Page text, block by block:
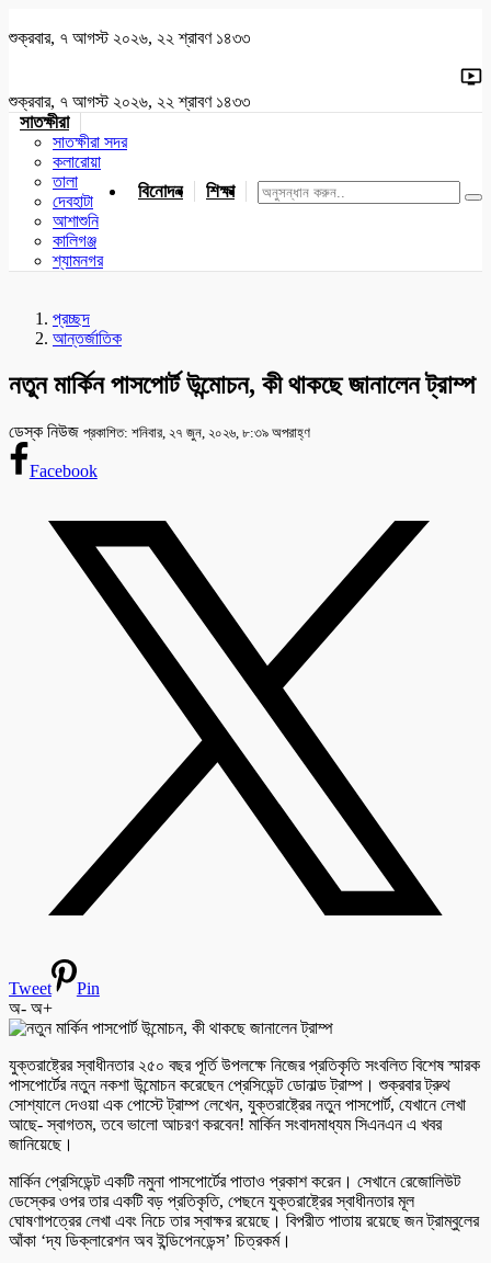
শুক্রবার, ৭ আগস্ট ২০২৬, ২২ শ্রাবণ ১৪৩৩
শুক্রবার, ৭ আগস্ট ২০২৬, ২২ শ্রাবণ ১৪৩৩
সাতক্ষীরা
সাতক্ষীরা সদর
কলারোয়া
তালা
দেবহাটা
আশাশুনি
কালিগঞ্জ
শ্যামনগর
বিনোদন শিক্ষা খেলাধুলা জাতীয় যশোর
প্রচ্ছদ
আন্তর্জাতিক
নতুন মার্কিন পাসপোর্ট উন্মোচন, কী থাকছে জানালেন ট্রাম্প
ডেস্ক নিউজ প্রকাশিত: শনিবার, ২৭ জুন, ২০২৬, ৮:৩৯ অপরাহ্ণ
Facebook
Tweet
Pin
অ- অ+
যুক্তরাষ্ট্রের স্বাধীনতার ২৫০ বছর পূর্তি উপলক্ষে নিজের প্রতিকৃতি সংবলিত বিশেষ স্মারক
পাসপোর্টের নতুন নকশা উন্মোচন করেছেন প্রেসিডেন্ট ডোনাল্ড ট্রাম্প। শুক্রবার ট্রুথ
সোশ্যালে দেওয়া এক পোস্টে ট্রাম্প লেখেন, যুক্তরাষ্ট্রের নতুন পাসপোর্ট, যেখানে লেখা
আছে- স্বাগতম, তবে ভালো আচরণ করবেন! মার্কিন সংবাদমাধ্যম সিএনএন এ খবর
জানিয়েছে।
মার্কিন প্রেসিডেন্ট একটি নমুনা পাসপোর্টের পাতাও প্রকাশ করেন। সেখানে রেজোলিউট
ডেস্কের ওপর তার একটি বড় প্রতিকৃতি, পেছনে যুক্তরাষ্ট্রের স্বাধীনতার মূল
ঘোষণাপত্রের লেখা এবং নিচে তার স্বাক্ষর রয়েছে। বিপরীত পাতায় রয়েছে জন ট্রাম্বুলের
আঁকা ‘দ্য ডিক্লারেশন অব ইন্ডিপেনডেন্স’ চিত্রকর্ম।